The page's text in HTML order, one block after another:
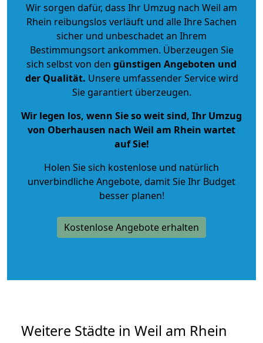
Wir sorgen dafür, dass Ihr Umzug nach Weil am
Rhein reibungslos verläuft und alle Ihre Sachen
sicher und unbeschadet an Ihrem
Bestimmungsort ankommen. Überzeugen Sie
sich selbst von den günstigen Angeboten und
der Qualität. Unsere umfassender Service wird
Sie garantiert überzeugen.
Wir legen los, wenn Sie so weit sind, Ihr Umzug
von Oberhausen nach Weil am Rhein wartet
auf Sie!
Holen Sie sich kostenlose und natürlich
unverbindliche Angebote, damit Sie Ihr Budget
besser planen!
Kostenlose Angebote erhalten
Weitere Städte in Weil am Rhein